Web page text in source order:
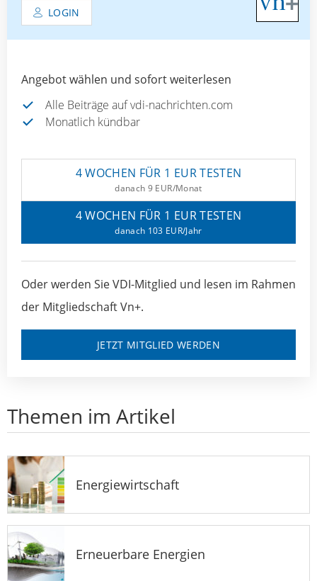
LOGIN
Angebot wählen und sofort weiterlesen
Alle Beiträge auf vdi-nachrichten.com
Monatlich kündbar
4 WOCHEN FÜR 1 EUR TESTEN
danach 9 EUR/Monat
4 WOCHEN FÜR 1 EUR TESTEN
danach 103 EUR/Jahr
Oder werden Sie VDI-Mitglied und lesen im Rahmen
der Mitgliedschaft Vn+.
JETZT MITGLIED WERDEN
Themen im Artikel
Energiewirtschaft
Erneuerbare Energien